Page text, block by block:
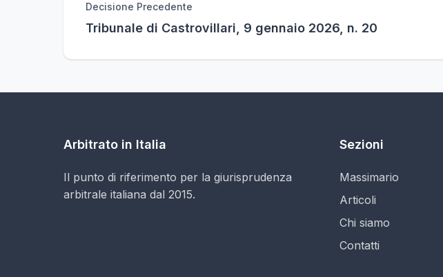
Decisione Precedente
Tribunale di Castrovillari, 9 gennaio 2026, n. 20
Arbitrato in Italia
Il punto di riferimento per la giurisprudenza
arbitrale italiana dal 2015.
Sezioni
Massimario
Articoli
Chi siamo
Contatti